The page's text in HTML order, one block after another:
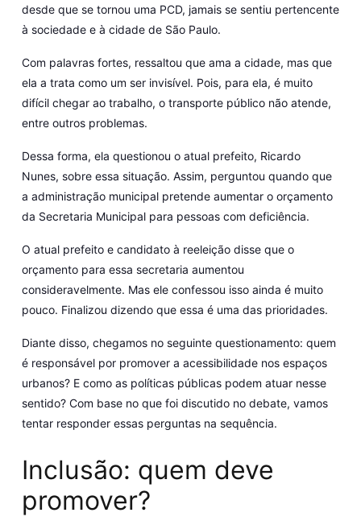
desde que se tornou uma PCD, jamais se sentiu pertencente
à sociedade e à cidade de São Paulo.
Com palavras fortes, ressaltou que ama a cidade, mas que
ela a trata como um ser invisível. Pois, para ela, é muito
difícil chegar ao trabalho, o transporte público não atende,
entre outros problemas.
Dessa forma, ela questionou o atual prefeito, Ricardo
Nunes, sobre essa situação. Assim, perguntou quando que
a administração municipal pretende aumentar o orçamento
da Secretaria Municipal para pessoas com deficiência.
O atual prefeito e candidato à reeleição disse que o
orçamento para essa secretaria aumentou
consideravelmente. Mas ele confessou isso ainda é muito
pouco. Finalizou dizendo que essa é uma das prioridades.
Diante disso, chegamos no seguinte questionamento: quem
é responsável por promover a acessibilidade nos espaços
urbanos? E como as políticas públicas podem atuar nesse
sentido? Com base no que foi discutido no debate, vamos
tentar responder essas perguntas na sequência.
Inclusão: quem deve
promover?